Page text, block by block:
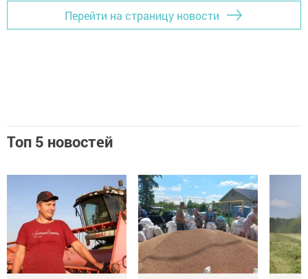
Перейти на страницу новости
Топ 5 новостей